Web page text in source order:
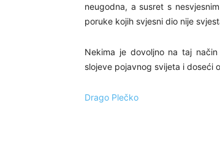
neugodna, a susret s
poruke kojih svjesni dio nije
Nekima je dovoljno na taj
slojeve pojavnog svijeta i doseći
Drago Plečko